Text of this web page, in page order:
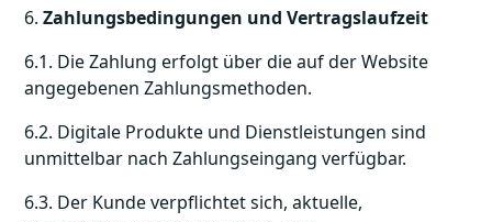
6.Zahlungsbedingungen und Vertragslaufzeit
6.1. Die Zahlung erfolgt über die auf der Website
angegebenen Zahlungsmethoden.
6.2. Digitale Produkte und Dienstleistungen sind
unmittelbar nach Zahlungseingang verfügbar.
6.3. Der Kunde verpflichtet sich, aktuelle,